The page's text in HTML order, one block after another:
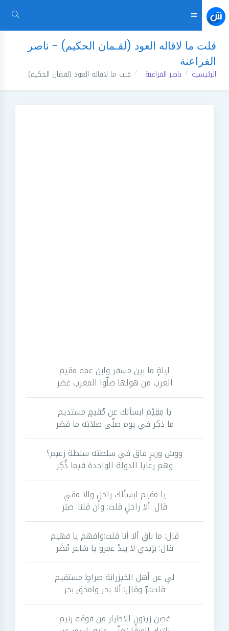
قلت ما لاقاله العود (لقـمان الحكيم) - ناصر
الفراعنة
الرئيسية ناصر الفراعنة قلت ما لاقاله العود (لقـمان الحكيم)
ليلةٍ ما بين مسفر وابن عمه مقيم
العرب من هولها صلّوا المغرب عصَر
يا مِقِيْم ابسألك عن مُقيمٍ مستديم
ما ذكر في يوم صلّى صلاته ما قصَر
ووش وزيرٍ فاق في سلطته سلطة زعيم؟
وهم رعايا الدولة الواحدة فيما ذُكِر
يا مقيم ابسألك راحلٍ والا مقي
قال :ألا راحلٍ قلت: وان قلنا: صبَر
قال: ما باقِ ألا أنا قلت:وافهم يا فهيم
قال: بإيدي لا بيدْ عمرو يا شاعر مُضَر
لي عن أهل الخيزرانة صراطٍ مستقيم
قلت:برّ وقال: ألا بحر وامحق بحر
غصن زيتونٍ للاطيار من فوقه رنيم